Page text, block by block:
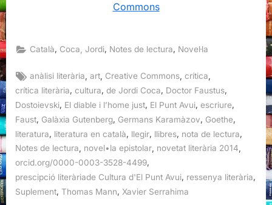
Commons
Català, Coca, Jordi, Notes de lectura, Novel·la
Tags:
anàlisi literària ,art Creative Commons ,crítica
crítica literària, cultura, de Jordi Coca, Doctor Faustus,
Dostoievski El diable i l’home just El Punt Avui escriure
Faust Galàxia Gutenberg Germans Karamàzov Goethe
literatura
literatura en català llegir llibres nota de lectura
Notes de lectura
novel•la epistolar novetat literària 2014
orcid.org/0000-0003-3528-4499,
prescipció literàriade Cultura d'El Punt Avui ressenya literària
Suplement Thomas Mann Xavier Serrahima